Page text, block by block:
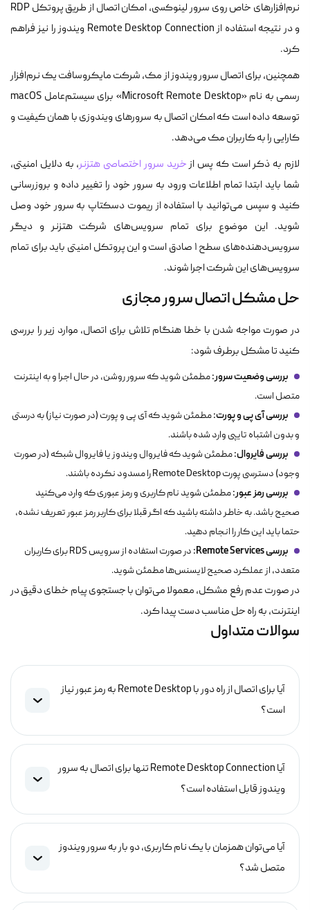
نرم‌افزارهای خاص روی سرور لینوکسی، امکان اتصال از طریق پروتکل RDP
و در نتیجه استفاده از Remote Desktop Connection ویندوز را نیز فراهم
کرد.
همچنین، برای اتصال سرور ویندوز از مک، شرکت مایکروسافت یک نرم‌افزار
رسمی به نام «Microsoft Remote Desktop» برای سیستم‌عامل macOS
توسعه داده است که امکان اتصال به سرورهای ویندوزی با همان کیفیت و
کارایی را به کاربران مک می‌دهد.
لازم به ذکر است که پس ازخرید سرور اختصاصی هتزنر، به دلایل امنیتی،
شما باید ابتدا تمام اطلاعات ورود به سرور خود را تغییر داده و بروزرسانی
کنید و سپس می‌توانید با استفاده از ریموت دسکتاپ به سرور خود وصل
شوید. این موضوع برای تمام سرویس‌های شرکت هتزنر و دیگر
سرویس‌دهنده‌های سطح ۱ صادق است و این پروتکل امنیتی باید برای تمام
سرویس‌های این شرکت اجرا شوند.
حل مشکل اتصال سرور مجازی
در صورت مواجه شدن با خطا هنگام تلاش برای اتصال، موارد زیر را بررسی
کنید تا مشکل برطرف شود:
بررسی وضعیت سرور:مطمئن شوید که سرور روشن، در حال اجرا و به اینترنت
متصل است.
بررسی آی پی و پورت:مطمئن شوید که آی پی و پورت (در صورت نیاز) به درستی
و بدون اشتباه تایپی وارد شده باشند.
بررسی فایروال:مطمئن شوید که فایروال ویندوز یا فایروال شبکه (در صورت
وجود) دسترسی پورت Remote Desktop را مسدود نکرده باشند.
بررسی رمز عبور:مطمئن شوید نام کاربری و رمز عبوری که وارد می‌کنید
صحیح باشد. به خاطر داشته باشید که اگر قبلا برای کاربر رمز عبور تعریف نشده،
حتما باید این کار را انجام دهید.
بررسی Remote Services:
در صورت استفاده از سرویس RDS برای کاربران
متعدد، از عملکرد صحیح لایسنس‌ها مطمئن شوید.
در صورت عدم رفع مشکل، معمولا می‌توان با جستجوی پیام خطای دقیق در
اینترنت، به راه حل مناسب دست پیدا کرد.
سوالات متداول
آیا برای اتصال از راه دور با Remote Desktop به رمز عبور نیاز
است؟
آیا Remote Desktop Connection تنها برای اتصال به سرور
ویندوز قابل استفاده است؟
آیا می‌توان همزمان با یک نام کاربری، دو بار به سرور ویندوز
متصل شد؟